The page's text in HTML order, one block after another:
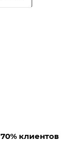
70% клиентов